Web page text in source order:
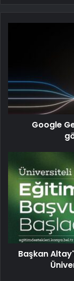
Google
Başkan